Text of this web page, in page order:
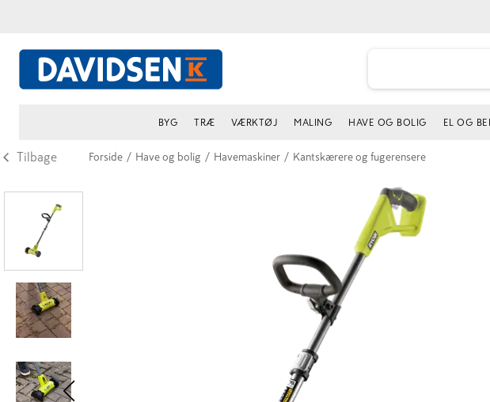
BYG TRÆ VÆRKTØJ MALING HAVE OG BOLIG EL OG
Tilbage Forside / Have og bolig / Havemaskiner / Kantskærere og fugerensere